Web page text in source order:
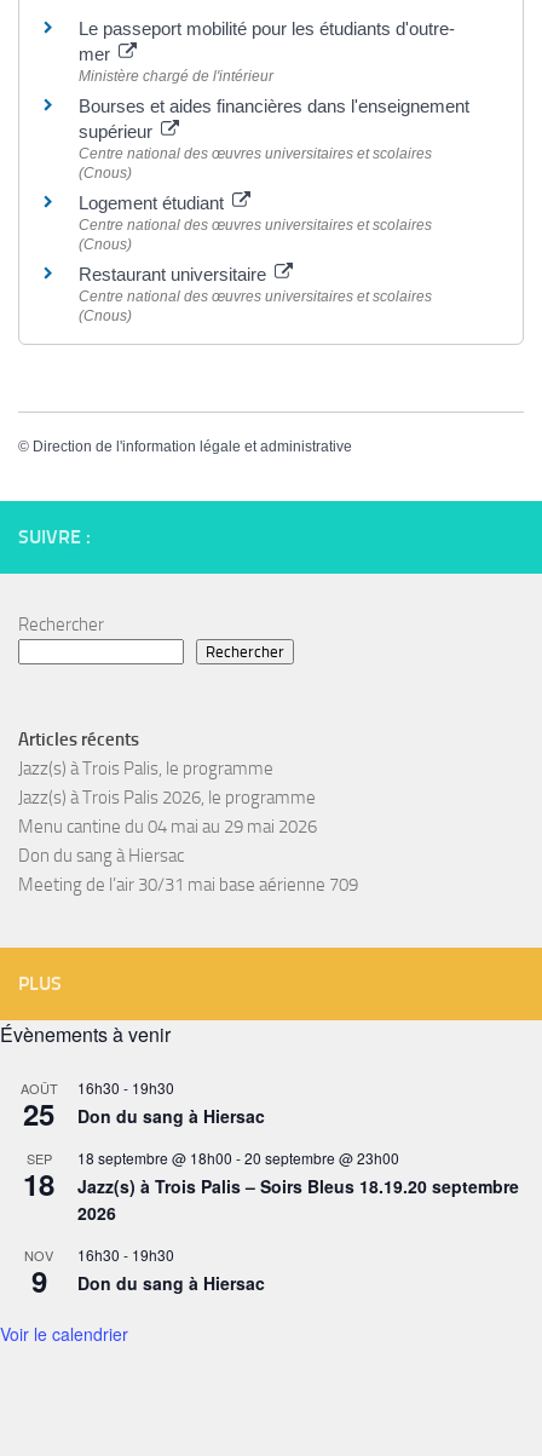
Le passeport mobilité pour les étudiants d'outre-
mer
Ministère chargé de l'intérieur
Bourses et aides financières dans l'enseignement
supérieur
Centre national des œuvres universitaires et scolaires
(Cnous)
Logement étudiant
Centre national des œuvres universitaires et scolaires
(Cnous)
Restaurant universitaire
Centre national des œuvres universitaires et scolaires
(Cnous)
© Direction de l'information légale et administrative
SUIVRE :
Rechercher
Rechercher
Articles récents
Jazz(s) à Trois Palis, le programme
Jazz(s) à Trois Palis 2026, le programme
Menu cantine du 04 mai au 29 mai 2026
Don du sang à Hiersac
Meeting de l’air 30/31 mai base aérienne 709
PLUS
Évènements à venir
AOÛT
25
16h30 - 19h30
Don du sang à Hiersac
SEP
18
18 septembre @ 18h00 -20 septembre @ 23h00
Jazz(s) à Trois Palis – Soirs Bleus 18.19.20 septembre
2026
NOV
9
16h30 - 19h30
Don du sang à Hiersac
Voir le calendrier